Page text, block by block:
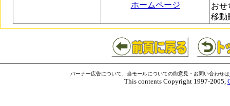
お
移動
ホームページ
バーナー広告について、当モールについての御意見・お問い合わせは
This contents Copyright 1997-2005,